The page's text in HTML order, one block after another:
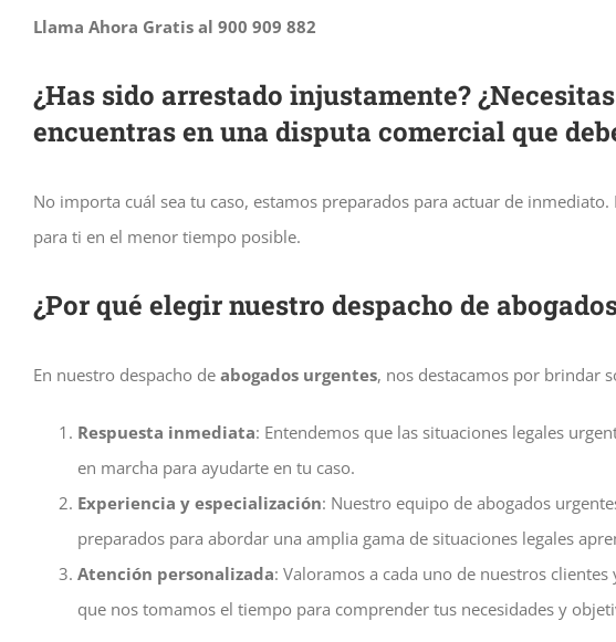
Llama Ahora Gratis al 900 909 882
¿Has sido arrestado injustamente?
encuentras en una disputa comercial que
No importa cuál sea tu caso, estamos preparados para actuar de
para ti en el menor tiempo posible.
¿Por qué elegir nuestro despacho de
En nuestro despacho de abogados urgentes, nos destacamos por brindar
Respuesta inmediata: Entendemos que las situaciones legales
en marcha para ayudarte en tu caso.
Experiencia y especialización: Nuestro equipo de abogados
preparados para abordar una amplia gama de situaciones legales
Atención personalizada: Valoramos a cada uno de nuestros
que nos tomamos el tiempo para comprender tus necesidades y